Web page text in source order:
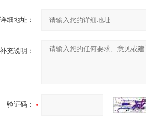
详细地址：
补充说明：
验证码：